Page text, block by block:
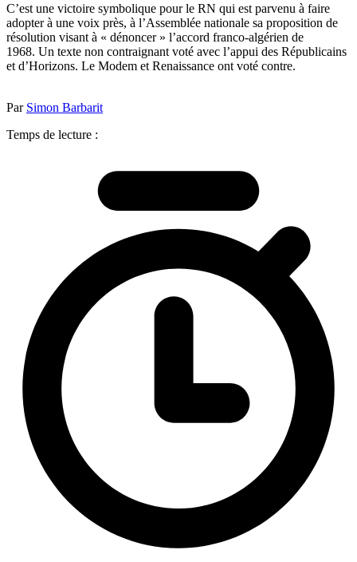
C’est une victoire symbolique pour le RN qui est parvenu à faire
adopter à une voix près, à l’Assemblée nationale sa proposition de
résolution visant à « dénoncer » l’accord franco-algérien de
1968. Un texte non contraignant voté avec l’appui des Républicains
et d’Horizons. Le Modem et Renaissance ont voté contre.
Par Simon Barbarit
Temps de lecture :